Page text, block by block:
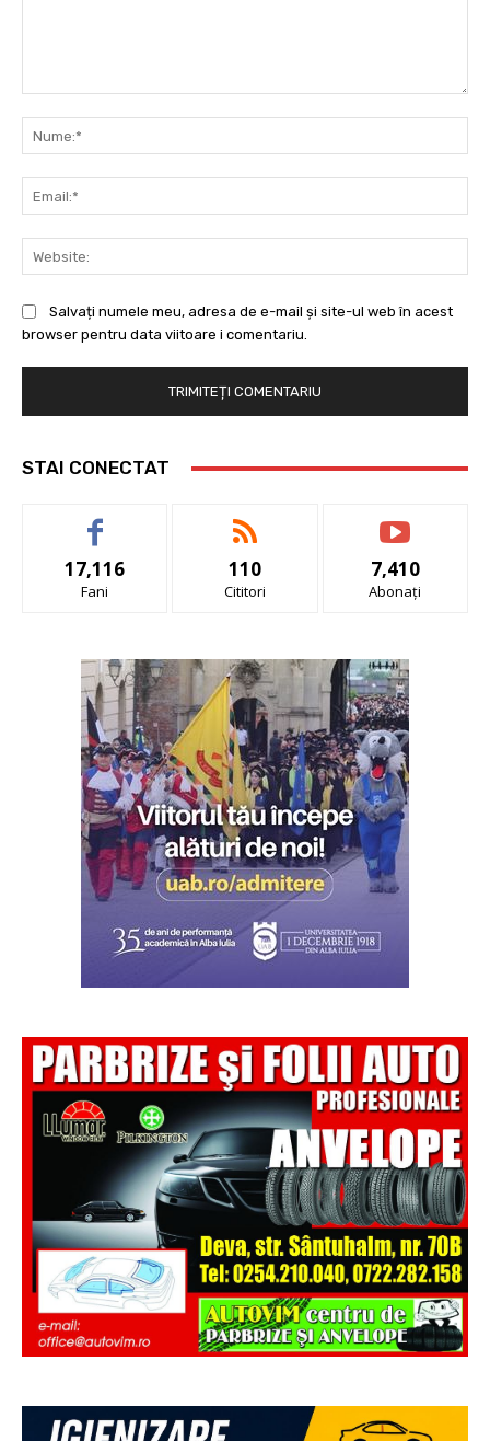
Salvați numele meu, adresa de e-mail și site-ul web în acest
browser pentru data viitoare i comentariu.
STAI CONECTAT
17,116
Fani
110
Cititori
7,410
Abonați